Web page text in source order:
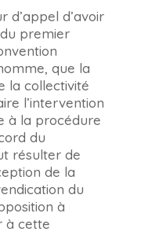
d’appel d’avoir
du premier
que la
la collectivité
l’intervention
à la procédure
du
résulter de
de la
du
à
à cette